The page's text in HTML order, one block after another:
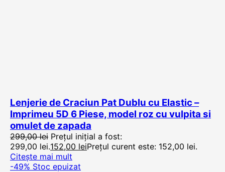
Lenjerie de Craciun Pat Dublu cu Elastic –
Imprimeu 5D 6 Piese, model roz cu vulpita si
omulet de zapada
299,00lei Prețul inițial a fost:
299,00 lei.152,00 leiPrețul curent este: 152,00 lei.
Citește mai mult
-49% Stoc epuizat